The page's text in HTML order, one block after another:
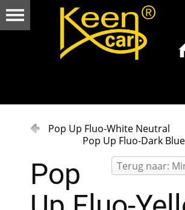
Pop Up Fluo-White Neutral
Pop Up Fluo-Dark
Terug naar:
Pop